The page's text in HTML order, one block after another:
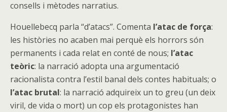
consells i mètodes narratius.
Houellebecq parla “d’atacs”. Comenta l’atac de força:
les històries no acaben mai perquè els horrors són
permanents i cada relat en conté de nous; l’atac
teòric: la narració adopta una argumentació
racionalista contra l’estil banal dels contes habituals; o
l’atac brutal: la narració adquireix un to greu (un deix
viril, de vida o mort) un cop els protagonistes han